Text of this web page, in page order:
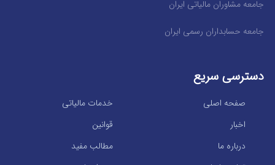
جامعه مشاوران مالیاتی ایران
جامعه حسابداران رسمی ایران
دسترسی سریع
خدمات مالیاتی
صفحه اصلی
قوانین
اخبار
مطالب مفید
درباره ما